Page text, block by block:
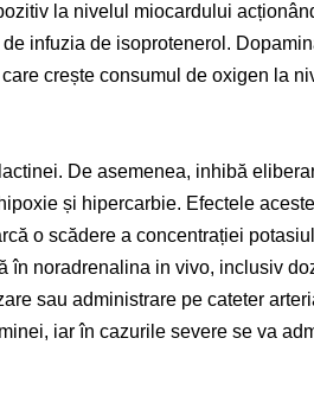
la nivelul miocardului
infuzia de isoprotenerol.
crește consumul de oxigen la
De asemenea, inhibă
și hipercarbie. Efectele
o scădere a concentrației
noradrenalina in vivo, inclusiv
sau administrare pe cateter
iar în cazurile severe se va